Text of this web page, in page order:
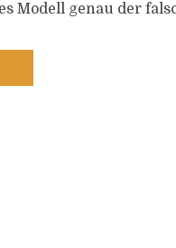
Modell genau der